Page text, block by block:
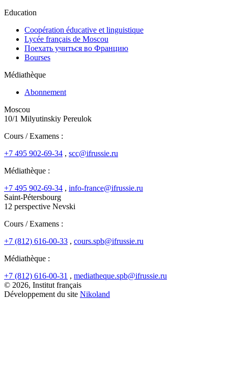
Education
Coopération éducative et linguistique
Lycée français de Moscou
Поехать учиться во Францию
Bourses
Médiathèque
Abonnement
Moscou
10/1 Milyutinskiy Pereulok
Cours / Examens :
+7 495 902-69-34 , scc@ifrussie.ru
Médiathèque :
+7 495 902-69-34 , info-france@ifrussie.ru
Saint-Pétersbourg
12 perspective Nevski
Cours / Examens :
+7 (812) 616-00-33 , cours.spb@ifrussie.ru
Médiathèque :
+7 (812) 616-00-31 , mediatheque.spb@ifrussie.ru
© 2026, Institut français
Développement du site Nikoland